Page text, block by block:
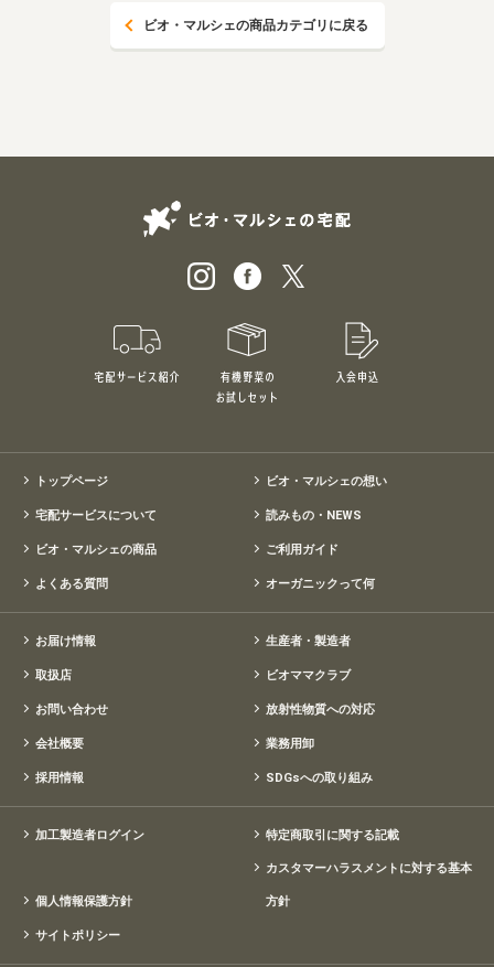
ビオ・マルシェの商品カテゴリに戻る
宅配サービス紹介 有機野菜のお試しセット
トップページ ビオ・マルシェの想い
宅配サービスについて 読みもの・NEWS
ビオ・マルシェの商品 ご利用ガイド
よくある質問 オーガニックって何
お届け情報 生産者・製造者
取扱店 ビオママクラブ
お問い合わせ 放射性物質への対応
会社概要 業務用卸
採用情報 SDGsへの取り組み
加工製造者ログイン 特定商取引に関する記載
個人情報保護方針
カスタマーハラスメントに対する基本
方針
サイトポリシー